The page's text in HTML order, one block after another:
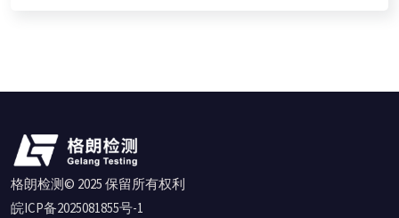
格朗检测© 2025 保留所有权利
皖ICP备2025081855号-1